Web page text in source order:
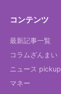
コンテンツ
最新記事一覧
コラムざんまい
ニュース pickup
マネー